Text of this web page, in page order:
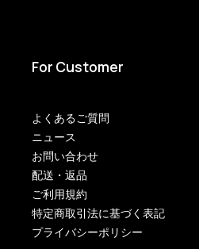
For Customer
よくあるご質問
ニュース
お問い合わせ
配送・返品
ご利用規約
特定商取引法に基づく表記
プライバシーポリシー